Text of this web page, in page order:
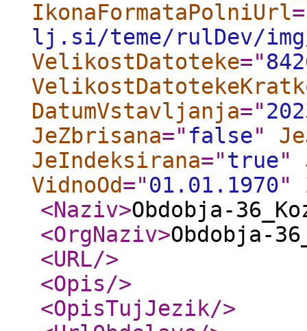
IkonaFormataPolniUrl
lj.si/teme/rulDev/
VelikostDatoteke="
DatumVstavljanja="
JeZbrisana=" false"
JeIndeksirana="true"
VidnoOd="01.01.1970"
<Naziv>Obdobja-
<OrgNaziv>Obdobja-
<URL/>
<Opis/>
<OpisTujJezik/>